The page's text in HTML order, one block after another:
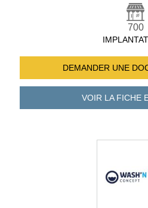
700
DEMANDER UNE
VOIR LA FICHE